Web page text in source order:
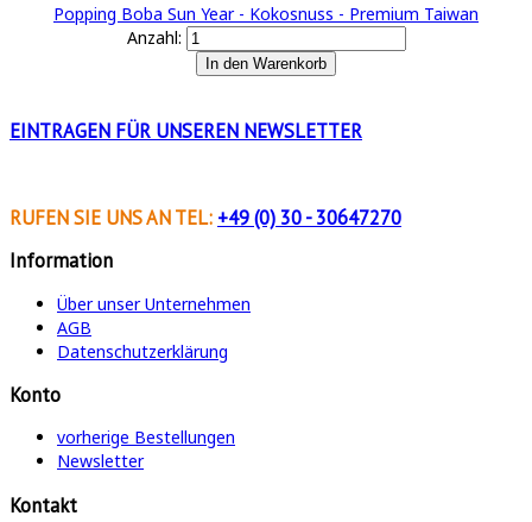
Popping Boba Sun Year - Kokosnuss - Premium Taiwan
Anzahl:
EINTRAGEN FÜR UNSEREN NEWSLETTER
RUFEN SIE UNS ANTEL: +49 (0) 30 - 30647270
Information
Über unser Unternehmen
AGB
Datenschutzerklärung
Konto
vorherige Bestellungen
Newsletter
Kontakt